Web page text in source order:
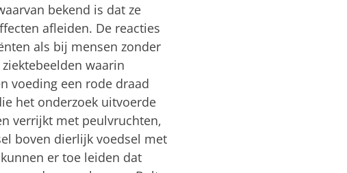
bekend is dat ze
afleiden. De reacties
als bij mensen zonder
waarin
voeding een rode draad
het onderzoek uitvoerde
verrijkt met peulvruchten,
boven dierlijk voedsel met
er toe leiden dat